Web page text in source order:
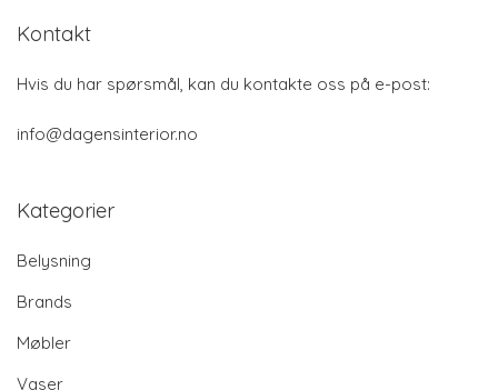
Kontakt
Hvis du har spørsmål, kan du kontakte oss på e-post:
info@dagensinterior.no
Kategorier
Belysning
Brands
Møbler
Vaser